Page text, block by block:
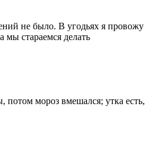
не было. В угодьях я провожу
мы стараемся делать
потом мороз вмешался; утка есть,